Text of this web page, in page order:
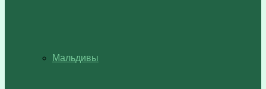
Мальдивы